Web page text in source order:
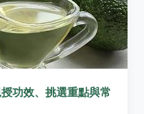
功效、挑選重點與常